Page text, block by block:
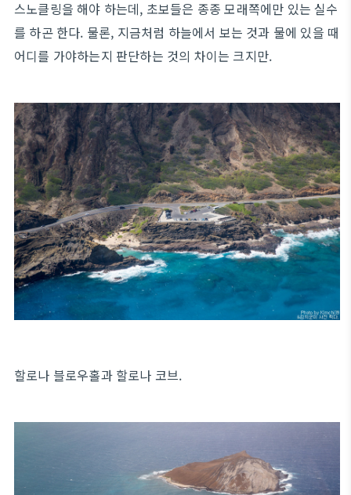
스노클링을 해야 하는데, 초보들은 종종 모래쪽에만 있는 실수
를 하곤 한다. 물론, 지금처럼 하늘에서 보는 것과 물에 있을 때
어디를 가야하는지 판단하는 것의 차이는 크지만.
할로나 블로우홀과 할로나 코브.